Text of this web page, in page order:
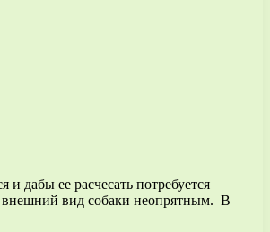
и дабы ее расчесать потребуется
внешний вид собаки неопрятным. В